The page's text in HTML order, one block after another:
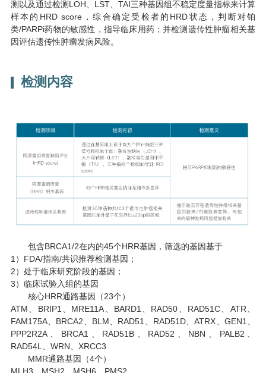
测以及通过检测LOH、LST、TAI三种基因组不稳定度量指标来计算
样本的HRD score，综合确定受检者的HRD状态，判断对铂
类/PARPi药物的敏感性，指导临床用药；并检测遗传性肿瘤相关基
因评估遗传性肿瘤发病风险。
检测内容
包含BRCA1/2在内的45个HRR基因，筛选的基因基于
1）FDA/指南/共识推荐检测基因；
2）处于临床研究阶段的基因；
3）临床试验入组的基因
核心HRR通路基因（23个）
ATM、BRIP1、MRE11A、BARD1、RAD50、RAD51C、ATR、
FAM175A、BRCA2、BLM、RAD51、RAD51D、ATRX、GEN1、
PPP2R2A、BRCA1、RAD51B、RAD52、NBN、PALB2、
RAD54L、WRN、XRCC3
MMR通路基因（4个）